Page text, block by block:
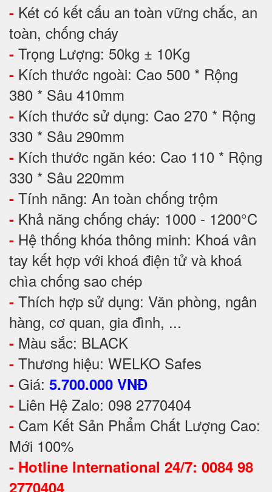
- Két có kết cấu an toàn vững chắc, an
toàn, chống cháy
- Trọng Lượng: 50kg ± 10Kg
- Kích thước ngoài: Cao 500 * Rộng
380 * Sâu 410mm
- Kích thước sử dụng: Cao 270 * Rộng
330 * Sâu 290mm
- Kích thước ngăn kéo: Cao 110 * Rộng
330 * Sâu 220mm
- Tính năng: An toàn chống trộm
- Khả năng chống cháy: 1000 - 1200°C
- Hệ thống khóa thông minh: Khoá vân
tay kết hợp với khoá điện tử và khoá
chìa chống sao chép
- Thích hợp sử dụng: Văn phòng, ngân
hàng, cơ quan, gia đình, ...
- Màu sắc: BLACK
- Thương hiệu: WELKO Safes
- Giá: 5.700.000 VNĐ
- Liên Hệ Zalo: 098 2770404
- Cam Kết Sản Phẩm Chất Lượng Cao:
Mới 100%
- Hotline International 24/7: 0084 98
2770404